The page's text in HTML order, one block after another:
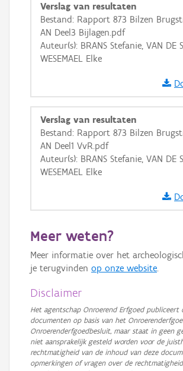
Basis Lagen
OSM-Basiskaart
Ortho
Verslag van resultaten
Bestand: Rapport 873 Bilzen
AN Deel3 Bijlagen.pdf
Auteur(s): BRANS Stefanie, VAN DE
WESEMAEL Elke
Verslag van resultaten
Bestand: Rapport 873 Bilzen
AN Deel1 VvR.pdf
Auteur(s): BRANS Stefanie, VAN DE
WESEMAEL Elke
Meer weten?
Meer informatie over het
je terugvinden op onze website.
Disclaimer
Het agentschap Onroerend Erfgoed publiceert
documenten op basis van het
Onroerenderfgoedbesluit, maar staat in geen
niet aansprakelijk gesteld worden voor de
rechtmatigheid van de inhoud van deze
opmerkingen of vragen over de